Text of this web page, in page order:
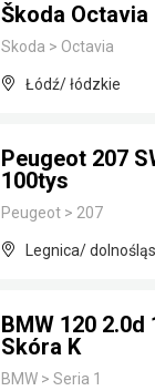
Škoda Octavia
Skoda > Octavia
Łódź/ łódzkie
Peugeot 207
100tys
Peugeot > 207
Legnica/
BMW 120 2.0d
Skóra K
BMW > Seria 1